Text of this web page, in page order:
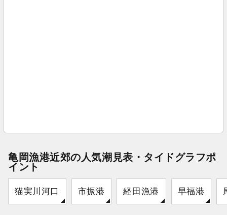
亀岡漁港近郊の人気潮見表・タイドグラフポ
イント
猫実川河口 市振港 経田漁港 早福港